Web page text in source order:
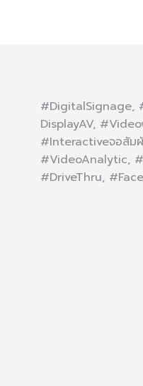
#DigitalSignage,
DisplayAV,
#Interactiveจอสัม
#VideoAnalytic,
#DriveThru,